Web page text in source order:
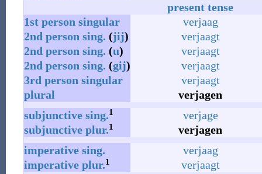
present tense
1st person singular
verjaag
2nd person sing. (jij)
verjaagt
2nd person sing. (u)
verjaagt
2nd person sing. (gij)
verjaagt
3rd person singular
verjaagt
plural
verjagen
subjunctive sing.1
verjage
subjunctive plur.1
verjagen
imperative sing.
verjaag
imperative plur.1
verjaagt